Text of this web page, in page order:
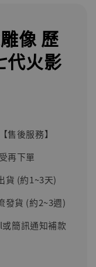
像 歷
代火影
後服務】
再下單
貨 (約1~3天)
發貨 (約2~3週)
簡訊通知補款